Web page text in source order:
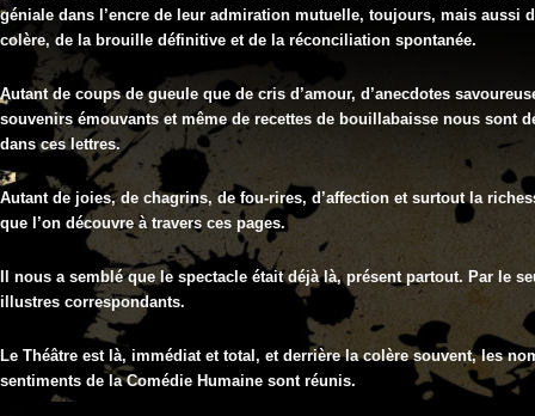
géniale dans l’encre de leur admiration mutuelle, toujours, mais aussi
colère, de la brouille définitive et de la réconciliation spontanée.
Autant de coups de gueule que de cris d’amour, d’anecdotes
souvenirs émouvants et même de recettes de bouillabaisse nous sont
dans ces lettres.
Autant de joies, de chagrins, de fou-rires, d’affection et surtout la
que l’on découvre à travers ces pages.
Il nous a semblé que le spectacle était déjà là, présent partout. Par le
illustres correspondants.
Le Théâtre est là, immédiat et total, et derrière la colère souvent, les
sentiments de la Comédie Humaine sont réunis.